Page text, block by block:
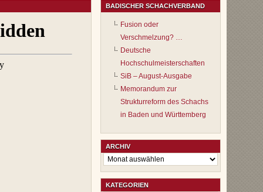
BADISCHER SCHACHVERBAND
Fusion oder
Verschmelzung? …
Deutsche
Hochschulmeisterschaften
SiB – August-Ausgabe
Memorandum zur
Strukturreform des Schachs
in Baden und Württemberg
ARCHIV
Archiv
KATEGORIEN